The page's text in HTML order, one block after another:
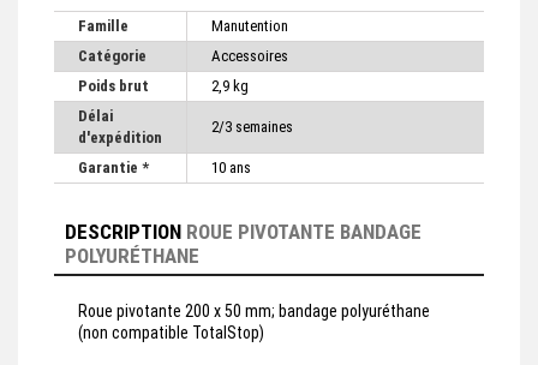
Famille
Manutention
Catégorie
Accessoires
Poids brut
2,9 kg
Délai
d'expédition
2/3 semaines
Garantie * 10 ans
DESCRIPTION ROUE PIVOTANTE BANDAGE
POLYURÉTHANE
Roue pivotante 200 x 50 mm; bandage polyuréthane
(non compatible TotalStop)